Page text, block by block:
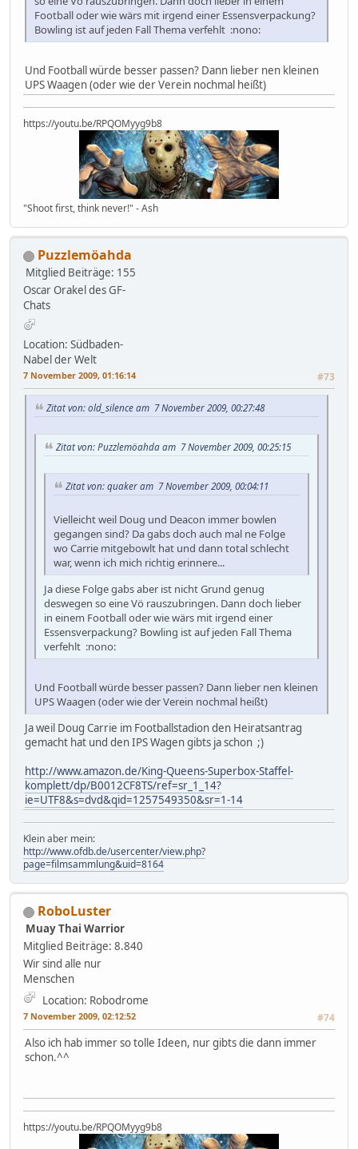
Football oder wie wärs mit irgend einer Essensverpackung?
Bowling ist auf jeden Fall Thema verfehlt :nono:
Und Football würde besser passen? Dann lieber nen kleinen
UPS Waagen (oder wie der Verein nochmal heißt)
https://youtu.be/RPQOMyyg9b8
"Shoot first, think never!" - Ash
Puzzlemöahda
Mitglied Beiträge: 155
Oscar Orakel des GF-
Chats
Location: Südbaden-
Nabel der Welt
7 November 2009, 01:16:14 #73
Zitat von: old_silence am 7 November 2009, 00:27:48
Zitat von: Puzzlemöahda am 7 November 2009, 00:25:15
Zitat von: quaker am 7 November 2009, 00:04:11
Vielleicht weil Doug und Deacon immer bowlen
gegangen sind? Da gabs doch auch mal ne Folge
wo Carrie mitgebowlt hat und dann total schlecht
war, wenn ich mich richtig erinnere...
Ja diese Folge gabs aber ist nicht Grund genug
deswegen so eine Vö rauszubringen. Dann doch lieber
in einem Football oder wie wärs mit irgend einer
Essensverpackung? Bowling ist auf jeden Fall Thema
verfehlt :nono:
Und Football würde besser passen? Dann lieber nen kleinen
UPS Waagen (oder wie der Verein nochmal heißt)
Ja weil Doug Carrie im Footballstadion den Heiratsantrag
gemacht hat und den IPS Wagen gibts ja schon ;)
http://www.amazon.de/King-Queens-Superbox-Staffel-
komplett/dp/B0012CF8TS/ref=sr_1_14?
ie=UTF8&s=dvd&qid=1257549350&sr=1-14
Klein aber mein:
http://www.ofdb.de/usercenter/view.php?
page=filmsammlung&uid=8164
RoboLuster
Muay Thai Warrior
Mitglied Beiträge: 8.840
Wir sind alle nur
Menschen
Location: Robodrome
7 November 2009, 02:12:52 #74
Also ich hab immer so tolle Ideen, nur gibts die dann immer
schon.^^
https://youtu.be/RPQOMyyg9b8